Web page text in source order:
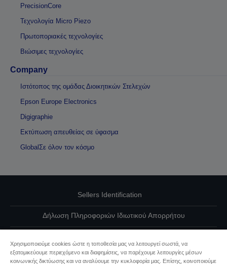
PrecisionCore
Τεχνολογία Micro Piezo
Πρωτοποριακές τεχνολογίες
Βιώσιμες τεχνολογίες
Company
Ιστότοπος της ομάδας Διοικητικών Στελεχών
Epson Europe Electronics
Digigraphie
Εκτύπωση απευθείας σε ύφασμα
GlobalΣε όλον τον κόσμο
Sellers Identification
Δήλωση Πληροφοριών Ιδιωτικού Απορρήτου
Επικοινωνήστε μαζί μας για τα δεδομένα σας
Χρησιμοποιούμε cookies ώστε η τοποθεσία μας να λειτουργεί σωστά, να
εξατομικεύουμε περιεχόμενο και διαφημίσεις, να παρέχουμε λειτουργίες μέσων
κοινωνικής δικτύωσης και να αναλύουμε την κυκλοφορία μας. Επίσης, κοινοποιούμε